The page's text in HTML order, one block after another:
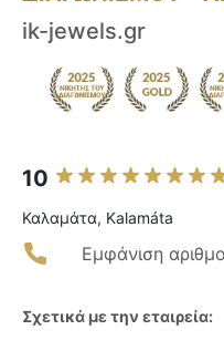
ik-jewels.gr
10
Καλαμάτα, Kalamáta
Εμφάνιση
Σχετικά με την εταιρεία: